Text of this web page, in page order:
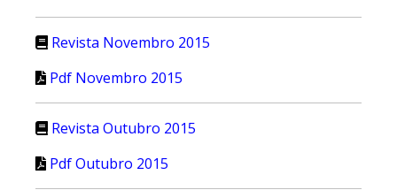
Revista Novembro 2015
Pdf Novembro 2015
Revista Outubro 2015
Pdf Outubro 2015